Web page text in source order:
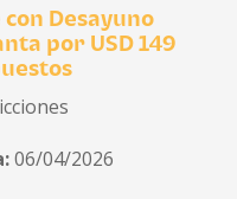
Desayuno
por USD 149
06/04/2026